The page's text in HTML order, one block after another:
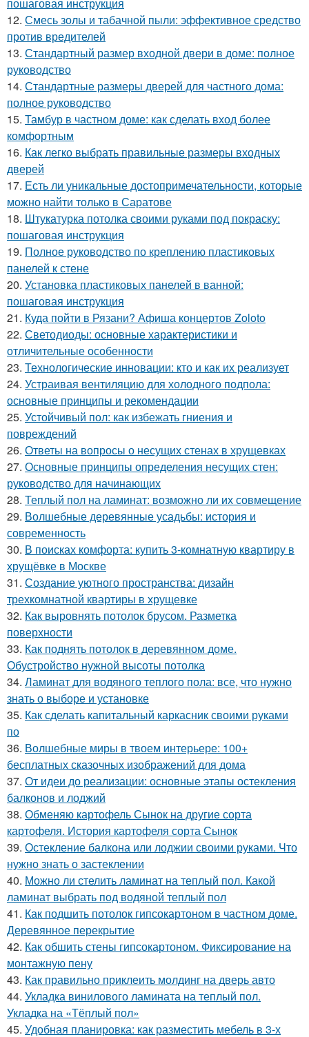
пошаговая инструкция
12. Смесь золы и табачной пыли: эффективное средство
против вредителей
13. Стандартный размер входной двери в доме: полное
руководство
14. Стандартные размеры дверей для частного дома:
полное руководство
15. Тамбур в частном доме: как сделать вход более
комфортным
16. Как легко выбрать правильные размеры входных
дверей
17. Есть ли уникальные достопримечательности, которые
можно найти только в Саратове
18. Штукатурка потолка своими руками под покраску:
пошаговая инструкция
19. Полное руководство по креплению пластиковых
панелей к стене
20. Установка пластиковых панелей в ванной:
пошаговая инструкция
21. Куда пойти в Рязани? Афиша концертов Zoloto
22. Светодиоды: основные характеристики и
отличительные особенности
23. Технологические инновации: кто и как их реализует
24. Устраивая вентиляцию для холодного подпола:
основные принципы и рекомендации
25. Устойчивый пол: как избежать гниения и
повреждений
26. Ответы на вопросы о несущих стенах в хрущевках
27. Основные принципы определения несущих стен:
руководство для начинающих
28. Теплый пол на ламинат: возможно ли их совмещение
29. Волшебные деревянные усадьбы: история и
современность
30. В поисках комфорта: купить 3-комнатную квартиру в
хрущёвке в Москве
31. Создание уютного пространства: дизайн
трехкомнатной квартиры в хрущевке
32. Как выровнять потолок брусом. Разметка
поверхности
33. Как поднять потолок в деревянном доме.
Обустройство нужной высоты потолка
34. Ламинат для водяного теплого пола: все, что нужно
знать о выборе и установке
35. Как сделать капитальный каркасник своими руками
по
36. Волшебные миры в твоем интерьере: 100+
бесплатных сказочных изображений для дома
37. От идеи до реализации: основные этапы остекления
балконов и лоджий
38. Обменяю картофель Сынок на другие сорта
картофеля. История картофеля сорта Сынок
39. Остекление балкона или лоджии своими руками. Что
нужно знать о застеклении
40. Можно ли стелить ламинат на теплый пол. Какой
ламинат выбрать под водяной теплый пол
41. Как подшить потолок гипсокартоном в частном доме.
Деревянное перекрытие
42. Как обшить стены гипсокартоном. Фиксирование на
монтажную пену
43. Как правильно приклеить молдинг на дверь авто
44. Укладка винилового ламината на теплый пол.
Укладка на «Тёплый пол»
45. Удобная планировка: как разместить мебель в 3-х